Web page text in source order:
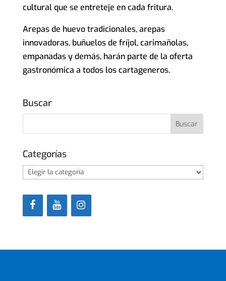
cultural que se entreteje en cada fritura.
Arepas de huevo tradicionales, arepas
innovadoras, buñuelos de fríjol, carimañolas,
empanadas y demás, harán parte de la oferta
gastronómica a todos los cartageneros.
Buscar
Categorías
Categorías